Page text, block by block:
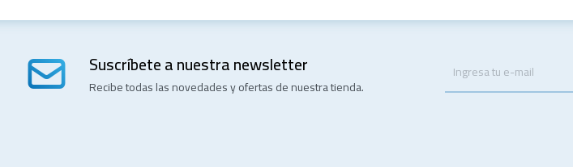
Suscríbete a nuestra newsletter
Recibe todas las novedades y ofertas de nuestra tienda.